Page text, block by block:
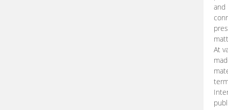
and
At